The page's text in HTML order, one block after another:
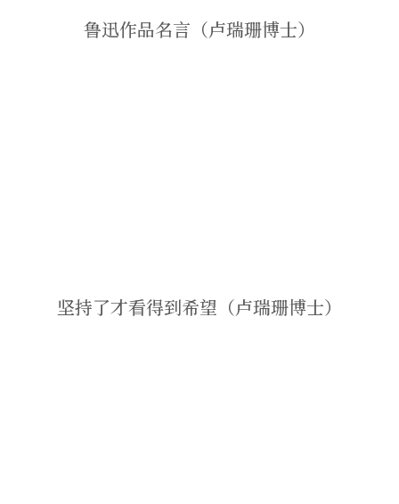
鲁迅作品名言（卢瑞珊博士）
坚持了才看得到希望（卢瑞珊博士）